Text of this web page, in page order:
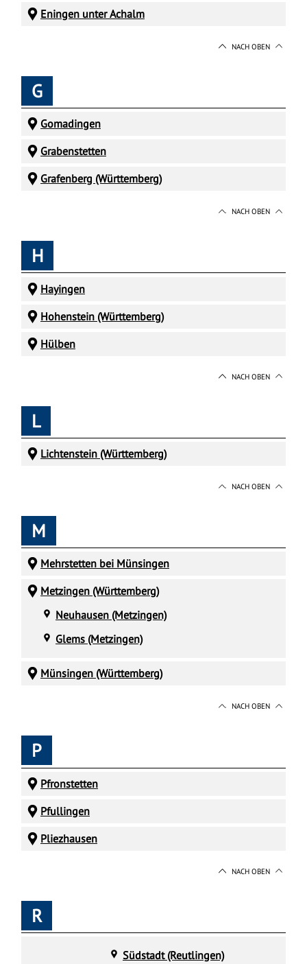
Eningen unter Achalm
NACH OBEN
G
Gomadingen
Grabenstetten
Grafenberg (Württemberg)
NACH OBEN
H
Hayingen
Hohenstein (Württemberg)
Hülben
NACH OBEN
L
Lichtenstein (Württemberg)
NACH OBEN
M
Mehrstetten bei Münsingen
Metzingen (Württemberg)
Neuhausen (Metzingen)
Glems (Metzingen)
Münsingen (Württemberg)
NACH OBEN
P
Pfronstetten
Pfullingen
Pliezhausen
NACH OBEN
R
Südstadt (Reutlingen)